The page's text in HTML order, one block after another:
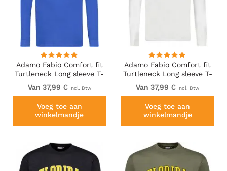
Adamo Fabio Comfort fit
Turtleneck Long sleeve T-
shirt Royal blue
Van 37,99 € Incl. Btw
Voeg toe aan
winkelmandje
Adamo Fabio Comfort fit
Turtleneck Long sleeve T-
shirt White
Van 37,99 € Incl. Btw
Voeg toe aan
winkelmandje